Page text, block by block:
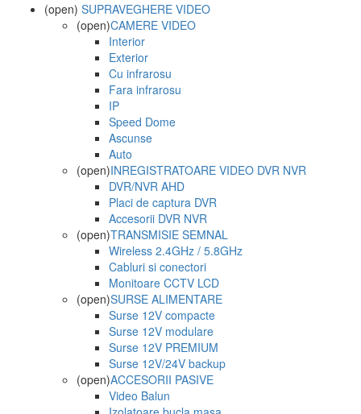
(open) SUPRAVEGHERE VIDEO
(open)CAMERE VIDEO
Interior
Exterior
Cu infrarosu
Fara infrarosu
IP
Speed Dome
Ascunse
Auto
(open)INREGISTRATOARE VIDEO DVR NVR
DVR/NVR AHD
Placi de captura DVR
Accesorii DVR NVR
(open)TRANSMISIE SEMNAL
Wireless 2.4GHz / 5.8GHz
Cabluri si conectori
Monitoare CCTV LCD
(open)SURSE ALIMENTARE
Surse 12V compacte
Surse 12V modulare
Surse 12V PREMIUM
Surse 12V/24V backup
(open)ACCESORII PASIVE
Video Balun